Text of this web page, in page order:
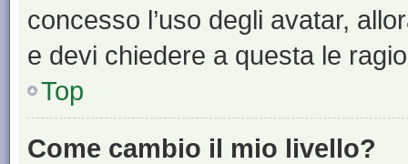
concesso l’uso degli avatar,
e devi chiedere a questa le
Top
Come cambio il mio livello?